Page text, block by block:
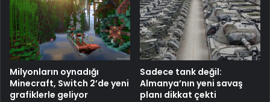
Milyonların oynadığı
Minecraft, Switch 2’de yeni
grafiklerle geliyor
Sadece tank değil:
Almanya’nın yeni savaş
planı dikkat çekti